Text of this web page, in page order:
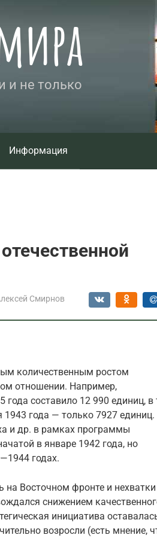
и не только
Информация
Смирнов
количественным ростом
отношении. Например,
года составило 12 990 единиц, в
года — только 7927 единиц.
и др. в рамках программы
в январе 1942 года, но
годах.
на Восточном фронте и нехватки
снижением
инициатива
возросли (есть мнение,